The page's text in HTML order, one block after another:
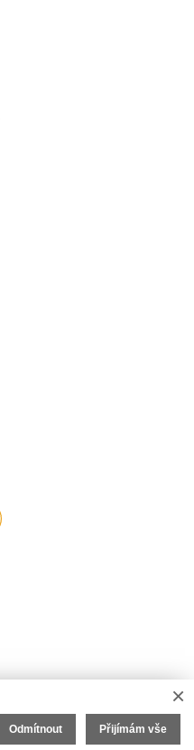
×
Odmítnout Přijímám vše